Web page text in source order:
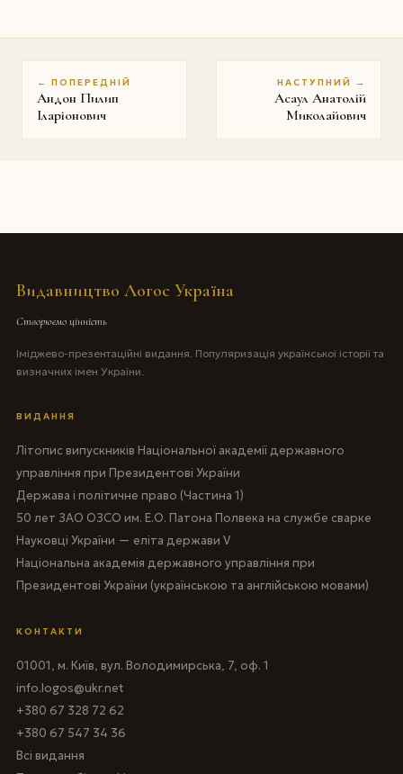
← ПОПЕРЕДНІЙ
Андон Пилип
Iларіонович
НАСТУПНИЙ →
Асаул Анатолій
Миколайович
Видавництво Логос Україна
Створюємо цінність
Іміджево-презентаційні видання. Популяризація української історії та
визначних імен України.
ВИДАННЯ
Літопис випускників Національної академії державного
управління при Президентові України
Держава і політичне право (Частина 1)
50 лет ЗАО ОЗСО им. Е.О. Патона Полвека на службе сварке
Науковці України — еліта держави V
Національна академія державного управління при
Президентові України (українською та англійською мовами)
КОНТАКТИ
01001, м. Київ, вул. Володимирська, 7, оф. 1
info.logos@ukr.net
+380 67 328 72 62
+380 67 547 34 36
Всі видання